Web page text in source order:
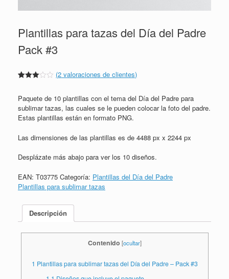
Plantillas para tazas del Día del Padre
Pack #3
sobre
basado
en
puntuaciones
clientes
(2 valoraciones de clientes)
Paquete de 10 plantillas con el tema del Día del Padre para
sublimar tazas, las cuales se le pueden colocar la foto del padre.
Estas plantillas están en formato PNG.
Las dimensiones de las plantillas es de 4488 px x 2244 px
Desplázate más abajo para ver los 10 diseños.
EAN: T03775 Categoría: Plantillas del Día del Padre
Plantillas para sublimar tazas
Descripción
Contenido [ocultar]
1 Plantillas para sublimar tazas del Día del Padre – Pack #3